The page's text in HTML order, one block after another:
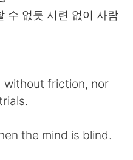
수 없듯 시련 없이 사람
without friction, nor
the mind is blind.